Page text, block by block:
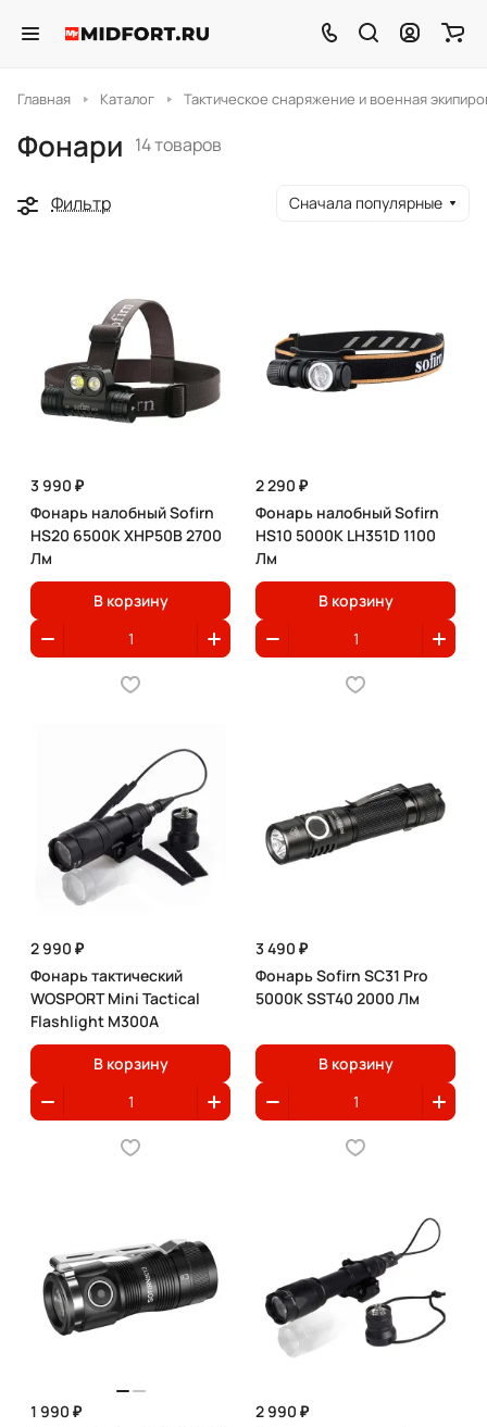
Главная Каталог Тактическое снаряжение и военная
Фонари 14 товаров
Фильтр Сначала популярные
3 990 ₽
Фонарь налобный Sofirn
HS20 6500K XHP50B 2700
Лм
В корзину
2 290 ₽
Фонарь налобный Sofirn
HS10 5000K LH351D 1100
Лм
В корзину
2 990 ₽
Фонарь тактический
WOSPORT Mini Tactical
Flashlight M300A
В корзину
3 490 ₽
Фонарь Sofirn SC31 Pro
5000K SST40 2000 Лм
В корзину
1 990 ₽
2 990 ₽